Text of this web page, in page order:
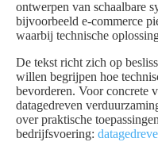
ontwerpen van schaalbare
bijvoorbeeld e-commerce
waarbij technische
De tekst richt zich op
willen begrijpen hoe
bevorderen. Voor concrete
datagedreven
over praktische
bedrijfsvoering: